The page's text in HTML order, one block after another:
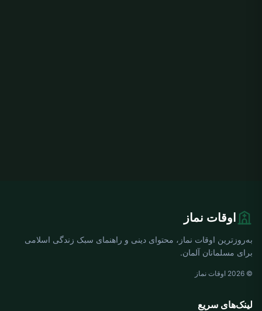
اوقات نماز
به‌روزترین اوقات نماز، محتوای دینی و راهنمای سبک زندگی اسلامی
برای مسلمانان آلمان.
© 2026 اوقات نماز
لینک‌های سریع